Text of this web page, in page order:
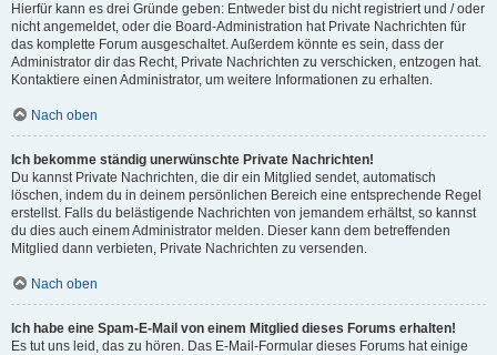
Hierfür kann es drei Gründe geben: Entweder bist du nicht registriert und / oder
nicht angemeldet, oder die Board-Administration hat Private Nachrichten für
das komplette Forum ausgeschaltet. Außerdem könnte es sein, dass der
Administrator dir das Recht, Private Nachrichten zu verschicken, entzogen hat.
Kontaktiere einen Administrator, um weitere Informationen zu erhalten.
Nach oben
Ich bekomme ständig unerwünschte Private Nachrichten!
Du kannst Private Nachrichten, die dir ein Mitglied sendet, automatisch
löschen, indem du in deinem persönlichen Bereich eine entsprechende Regel
erstellst. Falls du belästigende Nachrichten von jemandem erhältst, so kannst
du dies auch einem Administrator melden. Dieser kann dem betreffenden
Mitglied dann verbieten, Private Nachrichten zu versenden.
Nach oben
Ich habe eine Spam-E-Mail von einem Mitglied dieses Forums erhalten!
Es tut uns leid, das zu hören. Das E-Mail-Formular dieses Forums hat einige